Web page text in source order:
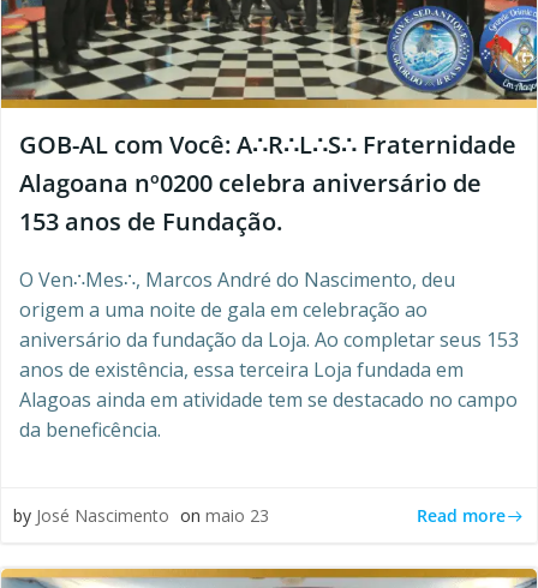
GOB-AL com Você: A∴R∴L∴S∴ Fraternidade
Alagoana nº0200 celebra aniversário de
153 anos de Fundação.
O Ven∴Mes∴, Marcos André do Nascimento, deu
origem a uma noite de gala em celebração ao
aniversário da fundação da Loja. Ao completar seus 153
anos de existência, essa terceira Loja fundada em
Alagoas ainda em atividade tem se destacado no campo
da beneficência.
by José Nascimento on maio 23 Read more